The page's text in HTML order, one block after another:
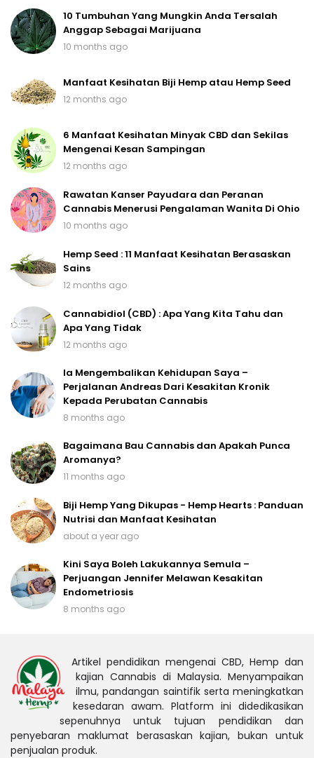
10 Tumbuhan Yang Mungkin Anda Tersalah
Anggap Sebagai Marijuana
10 months ago
Manfaat Kesihatan Biji Hemp atau Hemp Seed
12 months ago
6 Manfaat Kesihatan Minyak CBD dan Sekilas
Mengenai Kesan Sampingan
12 months ago
Rawatan Kanser Payudara dan Peranan
Cannabis Menerusi Pengalaman Wanita Di Ohio
10 months ago
Hemp Seed : 11 Manfaat Kesihatan Berasaskan
Sains
12 months ago
Cannabidiol (CBD) : Apa Yang Kita Tahu dan
Apa Yang Tidak
12 months ago
Ia Mengembalikan Kehidupan Saya –
Perjalanan Andreas Dari Kesakitan Kronik
Kepada Perubatan Cannabis
8 months ago
Bagaimana Bau Cannabis dan Apakah Punca
Aromanya?
11 months ago
Biji Hemp Yang Dikupas - Hemp Hearts : Panduan
Nutrisi dan Manfaat Kesihatan
about a year ago
Kini Saya Boleh Lakukannya Semula –
Perjuangan Jennifer Melawan Kesakitan
Endometriosis
8 months ago
Artikel pendidikan mengenai CBD, Hemp dan
kajian Cannabis di Malaysia. Menyampaikan
ilmu, pandangan saintifik serta meningkatkan
kesedaran awam. Platform ini didedikasikan
sepenuhnya untuk tujuan pendidikan dan
penyebaran maklumat berasaskan kajian, bukan untuk
penjualan produk.